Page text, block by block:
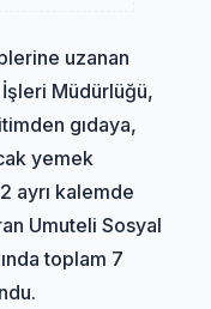
uzanan
İşleri Müdürlüğü,
gıdaya,
yemek
ayrı kalemde
Umuteli Sosyal
toplam 7